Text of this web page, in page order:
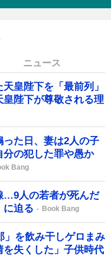
ニュース
皇陛下を「最前列」
陛下が尊敬される理
った日、妻は2人の子
の犯した罪や愚か
Bang
…9人の若者が死んだ
に迫る
Book Bang
」を飲み干しゲロまみ
失くした」子供時代